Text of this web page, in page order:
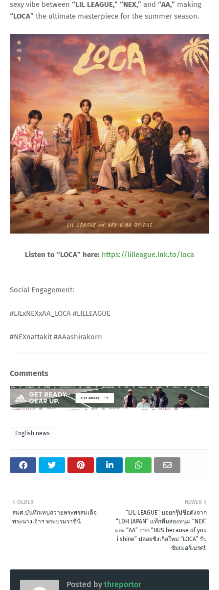
sexy vibe between “LIL LEAGUE,” “NEX,” and “AA,” making
“LOCA” the ultimate masterpiece for the summer season.
Listen to “LOCA” here: https://lilleague.lnk.to/loca
Social Engagement:
#LILxNEXxAA_LOCA #LILLEAGUE
#NEXnattakit #AAashirakorn
Comments
English news
NEWER
“LIL LEAGUE” บอยกรุ๊ปชื่อดังจาก
“LDH JAPAN” แท๊กทีมสองหนุ่ม “NEX”
และ “AA” จาก “BUS because of you
i shine” ปล่อยซิงเกิลใหม่ “LOCA” รับ
ซัมเมอร์เบรค!!
OLDER
สมศ.บันทึกเทปถวายพระพรสมเด็จ
พระนางเจ้าฯ พระบรมราชินี
Posted by threportor